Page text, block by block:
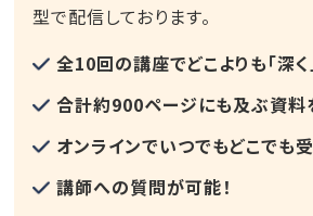
型で配信しております。
全10回の講座でどこよりも「深く
合計約900ページにも及ぶ資料
オンラインでいつでもどこでも
講師への質問が可能！